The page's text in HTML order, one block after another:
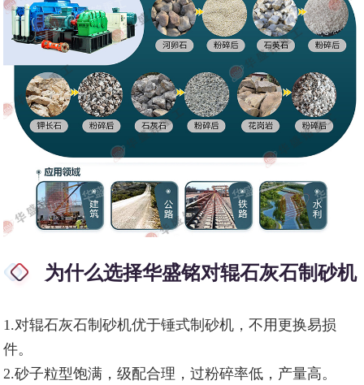
为什么选择华盛铭对辊石灰石制砂机
1.对辊石灰石制砂机优于锤式制砂机，不用更换易损
件。
2.砂子粒型饱满，级配合理，过粉碎率低，产量高。